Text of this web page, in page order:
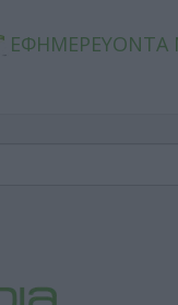
ΕΦΗΜΕΡΕΥΟΝΤΑ